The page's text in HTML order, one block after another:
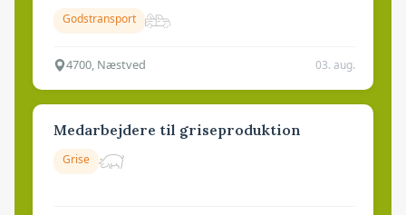
Godstransport
4700, Næstved 03. aug.
Medarbejdere til griseproduktion
Grise